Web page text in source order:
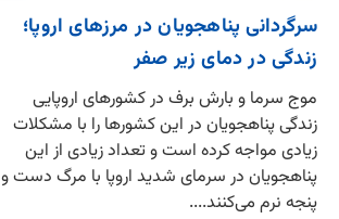
سرگردانی پناهجویان در مرزهای اروپا؛
زندگی در دمای زیر صفر
موج سرما و بارش برف در کشورهای اروپایی
زندگی پناهجویان در این کشورها را با مشکلات
زیادی مواجه کرده است و تعداد زیادی از این
پناهجویان در سرمای شدید اروپا با مرگ دست و
پنجه نرم می‌کنند....